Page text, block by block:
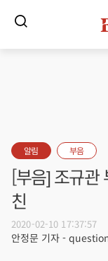
알림 부음
[부음] 조규관
친
2020-02-10 17:37:57
안정문 기자 -